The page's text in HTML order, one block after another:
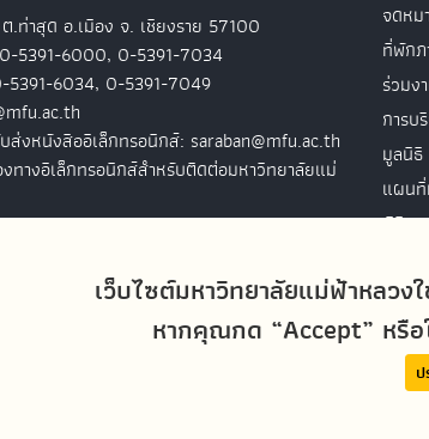
เว็บไซต์มหาวิทยาลัยแม่ฟ้าหลว
หากคุณกด “Accept” หรือ
.ท่าสุด อ.เมือง จ. เชียงราย 57100
5391-6000, 0-5391-7034
5391-6034, 0-5391-7049
ส่งหนังสืออิเล็กทรอนิกส์: saraban@mfu.ac.th
ทางอิเล็กทรอนิกส์สำหรับติดต่อมหาวิทยาลัยแม่
จดหม
ที่พักภ
ร่วมง
การบ
มูลนิธิ
แผนที่
พิธีพร